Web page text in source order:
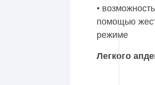
•
помощью
режиме
Легкого